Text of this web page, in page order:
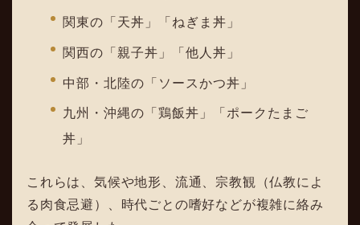
関東の「天丼」「ねぎま丼」
関西の「親子丼」「他人丼」
中部・北陸の「ソースかつ丼」
九州・沖縄の「鶏飯丼」「ポークたまご
丼」
これらは、気候や地形、流通、宗教観（仏教によ
る肉食忌避）、時代ごとの嗜好などが複雑に絡み